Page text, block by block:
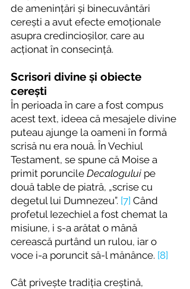
de amenințări și binecuvântări
cerești a avut efecte emoționale
asupra credincioșilor, care au
acționat în consecință.
Scrisori divine și obiecte
cerești
În perioada în care a fost compus
acest text, ideea că mesajele divine
puteau ajunge la oameni în formă
scrisă nu era nouă. În Vechiul
Testament, se spune că Moise a
primit poruncile Decalogului pe
două table de piatră, „scrise cu
degetul lui Dumnezeu”. [7] Când
profetul Iezechiel a fost chemat la
misiune, i s-a arătat o mână
cerească purtând un rulou, iar o
voce i-a poruncit să-l mănânce. [8]
Cât privește tradiția creștină,